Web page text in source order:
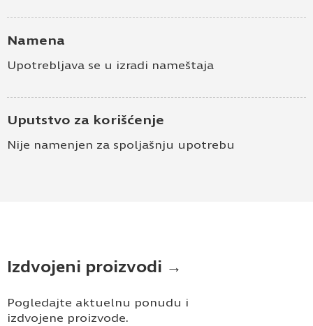
Namena
Upotrebljava se u izradi nameštaja
Uputstvo za korišćenje
Nije namenjen za spoljašnju upotrebu
Izdvojeni proizvodi →
Pogledajte aktuelnu ponudu i
izdvojene proizvode.